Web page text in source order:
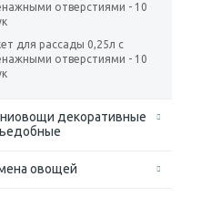
отверстиями - 10
для рассады 0,25л с
отверстиями - 10
декоративные
овощей